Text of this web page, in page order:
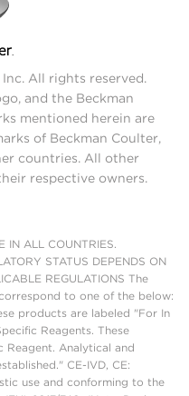
All rights reserved.
and the Beckman
mentioned herein are
of Beckman Coulter,
countries. All other
respective owners.
IN ALL COUNTRIES.
STATUS DEPENDS ON
REGULATIONS The
to one of the below:
products are labeled "For In
Reagents. These
Reagent. Analytical and
CE-IVD, CE:
use and conforming to the